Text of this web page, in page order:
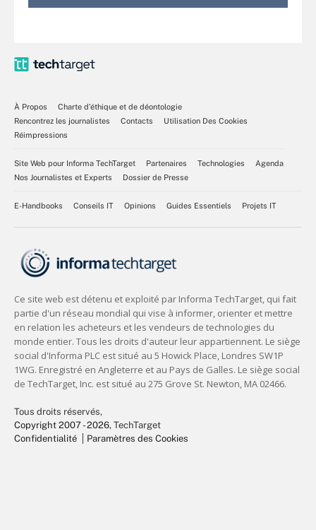
À Propos
Charte d’éthique et de déontologie
Rencontrez les journalistes
Contacts
Utilisation Des Cookies
Réimpressions
Site Web pour Informa TechTarget Partenaires Technologies
Agenda
Nos Journalistes et Experts
Dossier de Presse
E-Handbooks Conseils IT Opinions Guides Essentiels Projets IT
Tous droits réservés,
Copyright 2007 - 2026, TechTarget
Confidentialité
Paramètres des Cookies